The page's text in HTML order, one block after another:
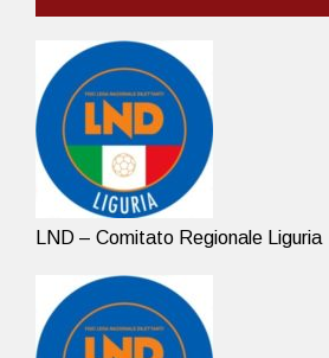
LND – Comitato Regionale Liguria